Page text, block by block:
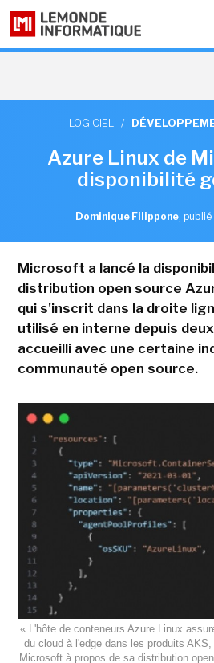
LOGICIEL /
Azure Linux de
disponibilité
Dominique Filippone,
Microsoft a lancé la
distribution open source
qui s'inscrit dans la droite
utilisé en interne depuis
accueilli avec une certaine
communauté open source.
« L'hôte de conteneurs Azure Linux
du cloud à l'edge dans les produits
Microsoft à propos de sa distribution